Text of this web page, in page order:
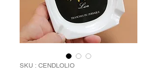
SKU : CENDLOLIO